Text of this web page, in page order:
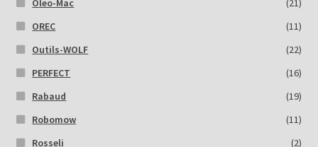
OREC
(11)
Outils-WOLF
(22)
PERFECT
(16)
Rabaud
(19)
Robomow
(11)
Rosseli
(2)